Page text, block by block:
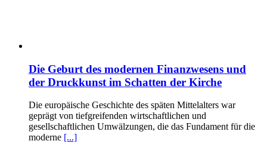
Die Geburt des modernen Finanzwesens und
der Druckkunst im Schatten der Kirche
Die europäische Geschichte des späten Mittelalters war
geprägt von tiefgreifenden wirtschaftlichen und
gesellschaftlichen Umwälzungen, die das Fundament für die
moderne [...]